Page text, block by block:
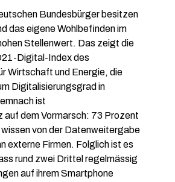
Bundesbürger besitzen
das eigene Wohlbefinden im
Stellenwert. Das zeigt die
Digital-Index des
Wirtschaft und Energie, die
Digitalisierungsgrad in
ist
auf dem Vormarsch: 73 Prozent
von der Datenweitergabe
externe Firmen. Folglich ist es
rund zwei Drittel regelmässig
auf ihrem Smartphone